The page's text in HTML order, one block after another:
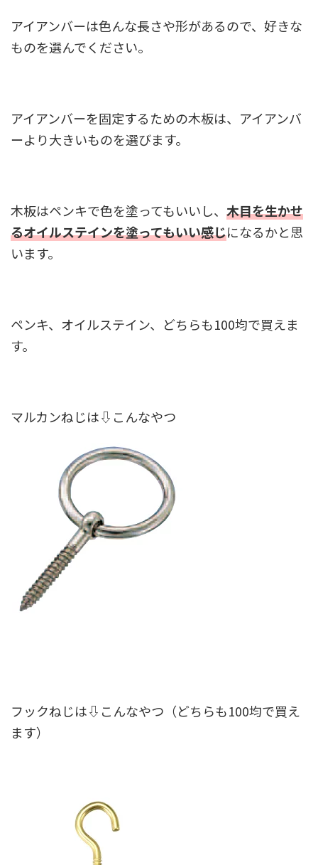
アイアンバーは色んな長さや形があるので、好きな
ものを選んでください。
アイアンバーを固定するための木板は、アイアンバ
ーより大きいものを選びます。
木板はペンキで色を塗ってもいいし、 木目を生かせ
るオイルステインを塗ってもいい感じになるかと思
います。
ペンキ、オイルステイン、どちらも100均で買えま
す。
マルカンねじは⇩こんなやつ
フックねじは⇩こんなやつ（どちらも100均で買え
ます）